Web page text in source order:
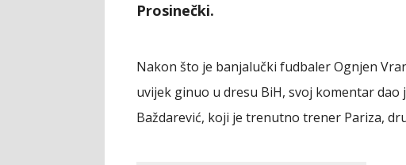
Prosinečki.
Nakon što je banjalučki fudbaler Ognjen
uvijek ginuo u dresu BiH, svoj komentar dao
Baždarević, koji je trenutno trener Pariza,